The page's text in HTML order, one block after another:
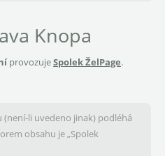
Knopa
provozujeSpolek ŽelPage.
li uvedeno jinak) podléhá
obsahu je „Spolek